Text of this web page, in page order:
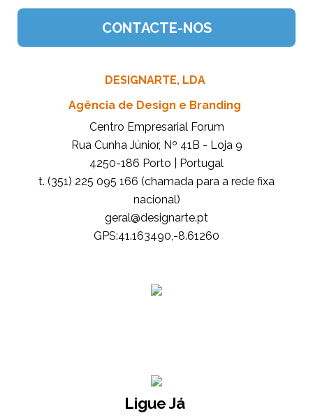
DESIGNARTE, LDA
Agência de Design e Branding
Centro Empresarial Forum
Rua Cunha Júnior, Nº 41B - Loja 9
4250-186 Porto | Portugal
t. (351) 225 095 166 (chamada para a rede fixa
nacional)
tp.etrangised@lareg
GPS:41.163490,-8.61260
Ligue Já